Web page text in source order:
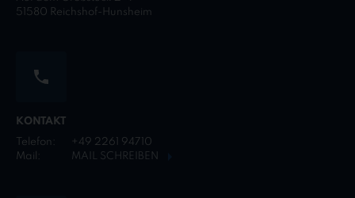
51580 Reichshof-Hunsheim
KONTAKT
Telefon:
+49 2261 94710
Mail:
MAIL SCHREIBEN